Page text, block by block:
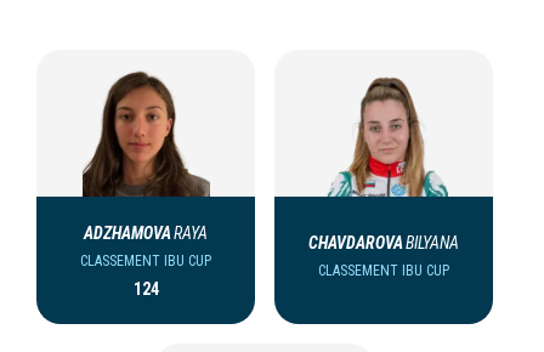
ADZHAMOVARAYA
CLASSEMENT IBU CUP
124
CHAVDAROVABILYANA
CLASSEMENT IBU CUP